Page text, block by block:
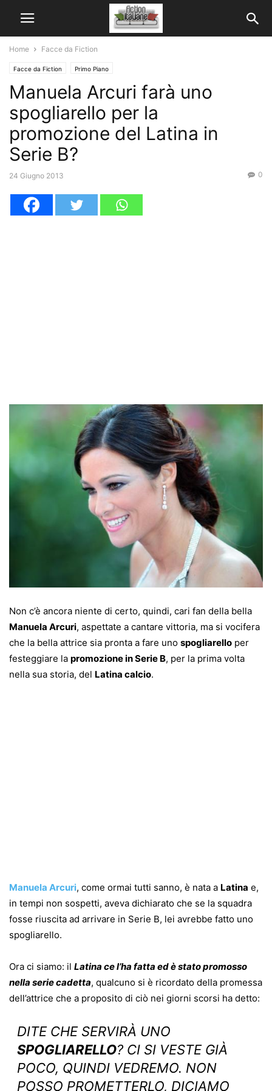
Home Facce da Fiction
Facce da Fiction Primo Piano
Manuela Arcuri farà uno
spogliarello per la
promozione del Latina in
Serie B?
24 Giugno 2013 0
Non c’è ancora niente di certo, quindi, cari fan della bella
Manuela Arcuri, aspettate a cantare vittoria, ma si vocifera
che la bella attrice sia pronta a fare uno spogliarello per
festeggiare la promozione in Serie B, per la prima volta
nella sua storia, del Latina calcio.
Manuela Arcuri, come ormai tutti sanno, è nata a Latina e,
in tempi non sospetti, aveva dichiarato che se la squadra
fosse riuscita ad arrivare in Serie B, lei avrebbe fatto uno
spogliarello.
Ora ci siamo: il Latina ce l’ha fatta ed è stato promosso
nella serie cadetta, qualcuno si è ricordato della promessa
dell’attrice che a proposito di ciò nei giorni scorsi ha detto:
DITE CHE SERVIRÀ UNO
SPOGLIARELLO? CI SI VESTE GIÀ
POCO, QUINDI VEDREMO. NON
POSSO PROMETTERLO, DICIAMO